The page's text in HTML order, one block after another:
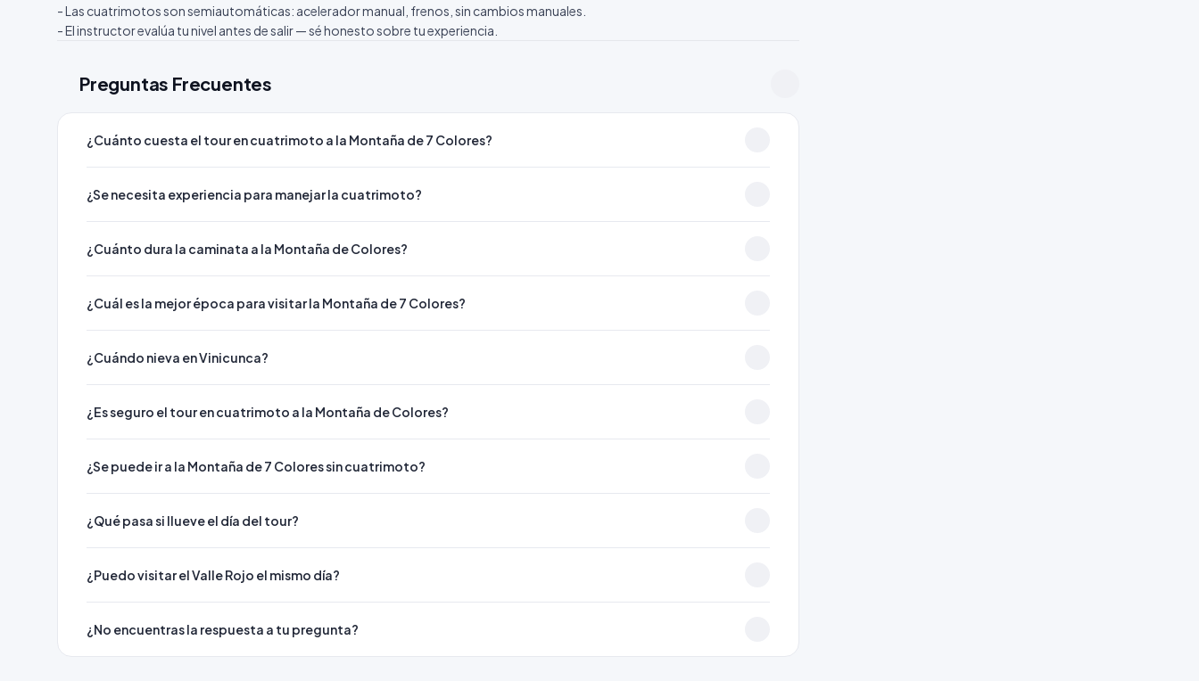
- Las cuatrimotos son semiautomáticas: acelerador manual, frenos, sin cambios manuales.
- El instructor evalúa tu nivel antes de salir — sé honesto sobre tu experiencia.
Preguntas Frecuentes
¿Cuánto cuesta el tour en cuatrimoto a la Montaña de 7 Colores?
¿Se necesita experiencia para manejar la cuatrimoto?
¿Cuánto dura la caminata a la Montaña de Colores?
¿Cuál es la mejor época para visitar la Montaña de 7 Colores?
¿Cuándo nieva en Vinicunca?
¿Es seguro el tour en cuatrimoto a la Montaña de Colores?
¿Se puede ir a la Montaña de 7 Colores sin cuatrimoto?
¿Qué pasa si llueve el día del tour?
¿Puedo visitar el Valle Rojo el mismo día?
¿No encuentras la respuesta a tu pregunta?